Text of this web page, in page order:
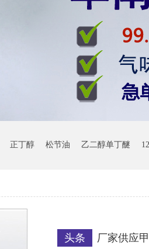
正丁醇 松节油 乙二醇单丁醚
厂家供应
头条